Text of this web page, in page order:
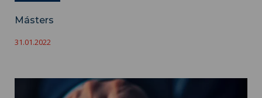
Másters
31.01.2022
Másteres internacionales ">